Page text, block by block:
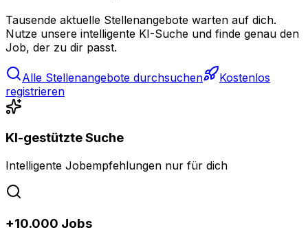
Tausende aktuelle Stellenangebote warten auf dich.
Nutze unsere intelligente KI-Suche und finde genau den
Job, der zu dir passt.
Alle Stellenangebote durchsuchen
Kostenlos
registrieren
KI-gestützte Suche
Intelligente Jobempfehlungen nur für dich
+10.000 Jobs